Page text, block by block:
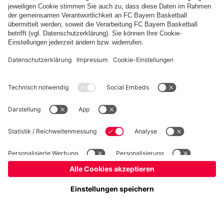
Basketball Frauen Handball Schach Schiedsrichter
Seniorenfußball
Tischtennis
Impressum Datenschutz Nutzungsbedingungen Barrierefreiheit